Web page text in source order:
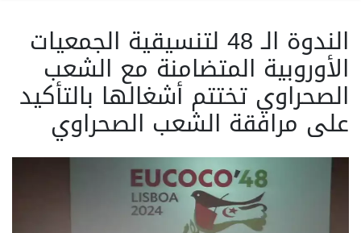
الندوة الـ 48 لتنسيقية الجمعيات
الأوروبية المتضامنة مع الشعب
الصحراوي تختتم أشغالها بالتأكيد
على مرافقة الشعب الصحراوي